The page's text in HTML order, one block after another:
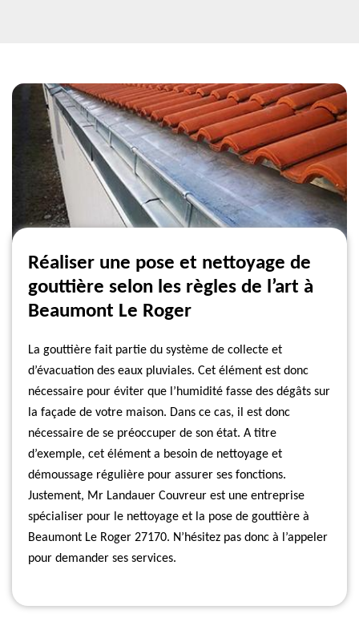
Réaliser une pose et nettoyage de
gouttière selon les règles de l’art à
Beaumont Le Roger
La gouttière fait partie du système de collecte et
d’évacuation des eaux pluviales. Cet élément est donc
nécessaire pour éviter que l’humidité fasse des dégâts sur
la façade de votre maison. Dans ce cas, il est donc
nécessaire de se préoccuper de son état. A titre
d’exemple, cet élément a besoin de nettoyage et
démoussage régulière pour assurer ses fonctions.
Justement, Mr Landauer Couvreur est une entreprise
spécialiser pour le nettoyage et la pose de gouttière à
Beaumont Le Roger 27170. N’hésitez pas donc à l’appeler
pour demander ses services.